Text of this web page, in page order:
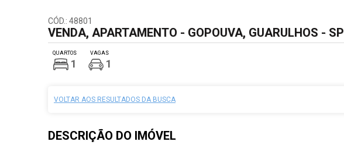
CÓD.: 48801
VENDA, APARTAMENTO - GOPOUVA, GUARULHOS - SP
QUARTOS
1
VAGAS
1
VOLTAR AOS RESULTADOS DA BUSCA
DESCRIÇÃO DO IMÓVEL